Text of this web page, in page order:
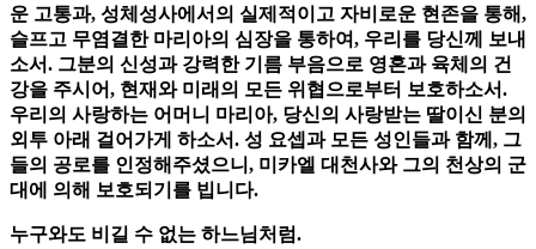
운 고통과, 성체성사에서의 실제적이고 자비로운 현존을 통해,
슬프고 무염결한 마리아의 심장을 통하여, 우리를 당신께 보내
소서. 그분의 신성과 강력한 기름 부음으로 영혼과 육체의 건
강을 주시어, 현재와 미래의 모든 위협으로부터 보호하소서.
우리의 사랑하는 어머니 마리아, 당신의 사랑받는 딸이신 분의
외투 아래 걸어가게 하소서. 성 요셉과 모든 성인들과 함께, 그
들의 공로를 인정해주셨으니, 미카엘 대천사와 그의 천상의 군
대에 의해 보호되기를 빕니다.
누구와도 비길 수 없는 하느님처럼.